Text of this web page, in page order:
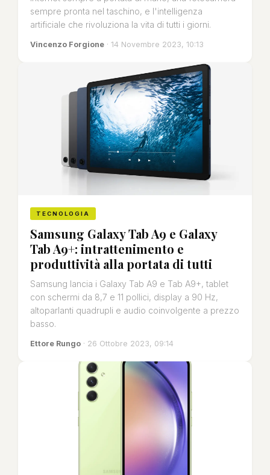
sempre pronta nel taschino, e l'intelligenza
artificiale che rivoluziona la vita di tutti i giorni.
Vincenzo Forgione · 14 Novembre 2023, 10:13
TECNOLOGIA
Samsung Galaxy Tab A9 e Galaxy
Tab A9+: intrattenimento e
produttività alla portata di tutti
Samsung lancia i Galaxy Tab A9 e Tab A9+, tablet
con schermi da 8,7 e 11 pollici, display a 90 Hz,
altoparlanti quadrupli e audio coinvolgente a prezzo
basso.
Ettore Rungo · 26 Ottobre 2023, 09:14